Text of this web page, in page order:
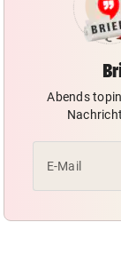
Abends
E-Mail